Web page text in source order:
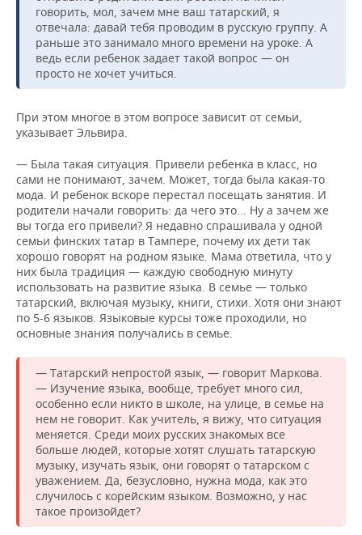
говорить, мол, зачем мне ваш татарский, я
отвечала: давай тебя проводим в русскую группу. А
раньше это занимало много времени на уроке. А
ведь если ребенок задает такой вопрос — он
просто не хочет учиться.
При этом многое в этом вопросе зависит от семьи,
указывает Эльвира.
— Была такая ситуация. Привели ребенка в класс, но
сами не понимают, зачем. Может, тогда была какая-то
мода. И ребенок вскоре перестал посещать занятия. И
родители начали говорить: да чего это... Ну а зачем же
вы тогда его привели? Я недавно спрашивала у одной
семьи финских татар в Тампере, почему их дети так
хорошо говорят на родном языке. Мама ответила, что у
них была традиция — каждую свободную минуту
использовать на развитие языка. В семье — только
татарский, включая музыку, книги, стихи. Хотя они знают
по 5-6 языков. Языковые курсы тоже проходили, но
основные знания получались в семье.
— Татарский непростой язык, — говорит Маркова.
— Изучение языка, вообще, требует много сил,
особенно если никто в школе, на улице, в семье на
нем не говорит. Как учитель, я вижу, что ситуация
меняется. Среди моих русских знакомых все
больше людей, которые хотят слушать татарскую
музыку, изучать язык, они говорят о татарском с
уважением. Да, безусловно, нужна мода, как это
случилось с корейским языком. Возможно, у нас
такое произойдет?